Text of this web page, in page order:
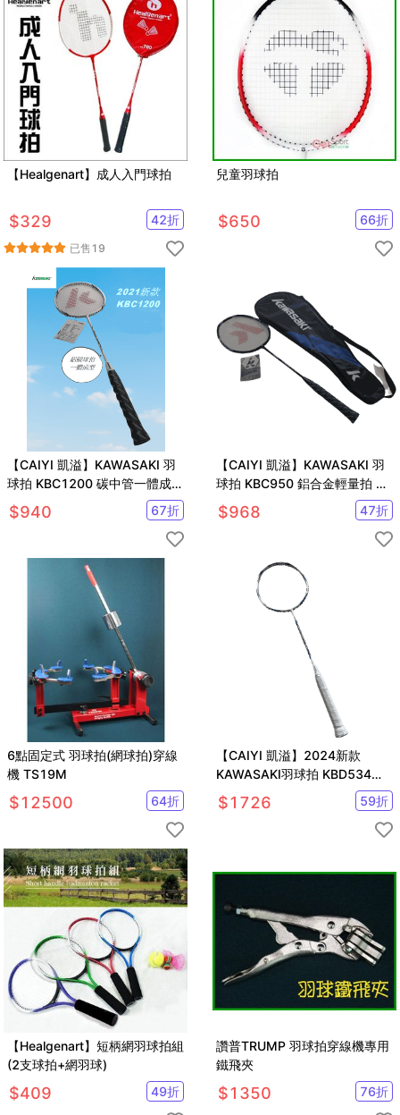
【Healgenart】成人入門球拍
$329 42折
已售 19
兒童羽球拍
$650 66折
【CAIYI 凱溢】KAWASAKI 羽
球拍 KBC1200 碳中管一體成型
超輕拍 附贈球袋
$940 67折
【CAIYI 凱溢】KAWASAKI 羽
球拍 KBC950 鋁合金輕量拍 附
贈球袋YY, VICTOR參考 2022
新款
$968 47折
6點固定式 羽球拍(網球拍)穿線
機 TS19M
$12500 64折
【CAIYI 凱溢】2024新款
KAWASAKI羽球拍 KBD534
SUPER Power II 全碳纖維 輕量
$1726 59折
【Healgenart】短柄網羽球拍組
(2支球拍+網羽球)
$409 49折
讚普TRUMP 羽球拍穿線機專用
鐵飛夾
$1350 76折